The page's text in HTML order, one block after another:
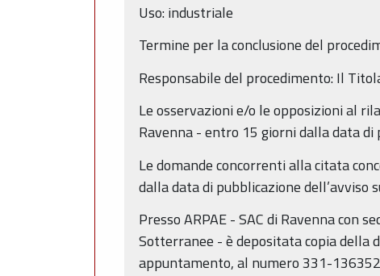
Uso: industriale
Termine per la conclusione del
Responsabile del procedimento: Il
Le osservazioni e/o le opposizioni al
Ravenna - entro 15 giorni dalla data
Le domande concorrenti alla citata
dalla data di pubblicazione dell’avviso
Presso ARPAE - SAC di Ravenna con
Sotterranee - è depositata copia della
appuntamento, al numero 331-